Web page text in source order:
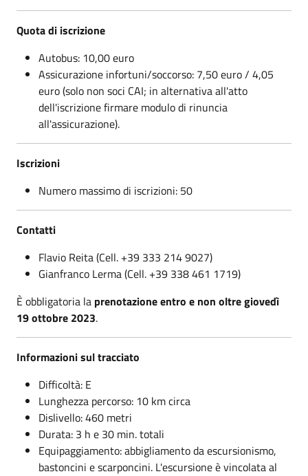
Quota di iscrizione
Autobus: 10,00 euro
Assicurazione infortuni/soccorso: 7,50 euro / 4,05
euro (solo non soci CAI; in alternativa all'atto
dell'iscrizione firmare modulo di rinuncia
all'assicurazione).
Iscrizioni
Numero massimo di iscrizioni: 50
Contatti
Flavio Reita (Cell. +39 333 214 9027)
Gianfranco Lerma (Cell. +39 338 461 1719)
È obbligatoria la prenotazione entro e non oltre giovedì
19 ottobre 2023.
Informazioni sul tracciato
Difficoltà: E
Lunghezza percorso: 10 km circa
Dislivello: 460 metri
Durata: 3 h e 30 min. totali
Equipaggiamento: abbigliamento da escursionismo,
bastoncini e scarponcini. L'escursione è vincolata al